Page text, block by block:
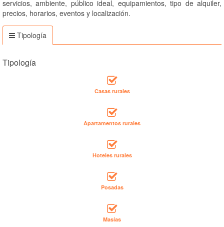
servicios, ambiente, público ideal, equipamientos, tipo de alquiler,
precios, horarios, eventos y localización.
Tipología
Tipología
Casas rurales
Apartamentos rurales
Hoteles rurales
Posadas
Masías